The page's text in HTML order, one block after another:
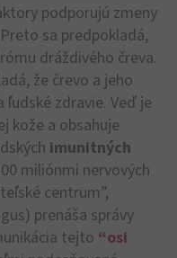
podporujú zmeny
sa predpokladá,
dráždivého čreva.
že črevo a jeho
ľudské zdravie. Veď je
kože a obsahuje
imunitných
miliónmi nervových
centrum”,
prenáša správy
tejto “osi